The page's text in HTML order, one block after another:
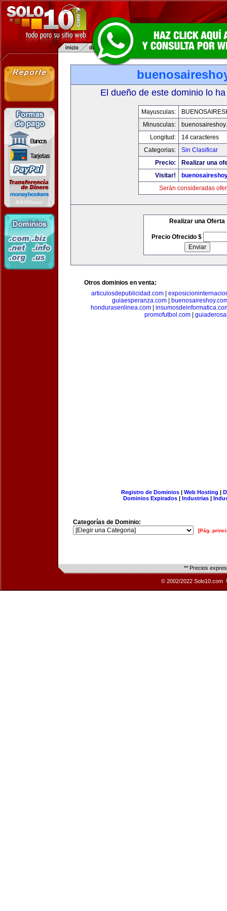
El dueño de este dominio lo
Mayusculas:
Minusculas:
Longitud:
14 caracteres
Categorias:
Sin Clasificar
Precio:
Realizar una
Visitar!
Serán consideradas
Realizar una Oferta
Precio Ofrecido $
Otros dominios en venta:
articulosdepublicidad.com|
guiaesperanza.com
hondurasenlinea.com|
promofutbol.com
Registro de Dominios| Web Hosting |
Dominios Expirados | Industrias |
Categorías de Dominio:
[Pág.
** Precios
© 2002/2022 Solo10.com